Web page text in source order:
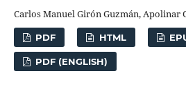
Carlos Manuel Girón Guzmán, Apolinar
PDF HTML
PDF (ENGLISH)